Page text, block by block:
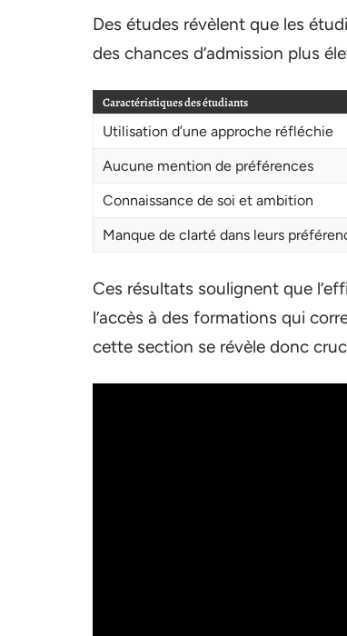
Des études révèlent que les
des chances d’admission plus
Caractéristiques des étudiants
Utilisation d’une approche réfléchie
Aucune mention de préférences
Connaissance de soi et ambition
Manque de clarté dans leurs
Ces résultats soulignent que
l’accès à des formations qui
cette section se révèle donc